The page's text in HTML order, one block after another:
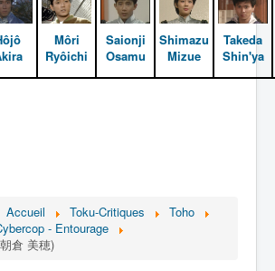
Môri
Ryôichi
Saionji
Osamu
Shimazu
Mizue
Takeda
Shin'ya
Accueil Toku-Critiques
Toho
- Entourage
倉 美穂)